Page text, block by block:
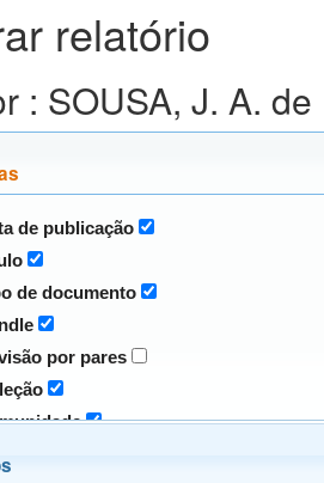
relatório
: SOUSA, J. A. de
de publicação
de documento
por pares